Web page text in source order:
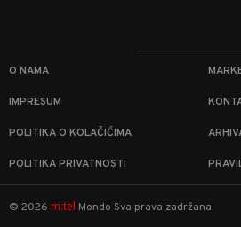
O NAMA
IMPRESUM
POLITIKA O KOLAČIĆIMA
POLITIKA PRIVATNOSTI
© 2026 m:tel Mondo Sva prava zadržana.